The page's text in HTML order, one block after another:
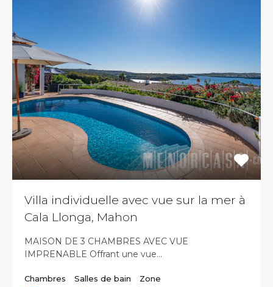
Villa individuelle avec vue sur la mer à
Cala Llonga, Mahon
MAISON DE 3 CHAMBRES AVEC VUE
IMPRENABLE Offrant une vue…
Chambres
Salles de bain
Zone